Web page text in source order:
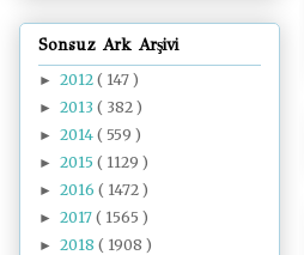
Sonsuz Ark Arşivi
► 2012 ( 147 )
► 2013 ( 382 )
► 2014 ( 559 )
► 2015 ( 1129 )
► 2016 ( 1472 )
► 2017 ( 1565 )
► 2018 ( 1908 )